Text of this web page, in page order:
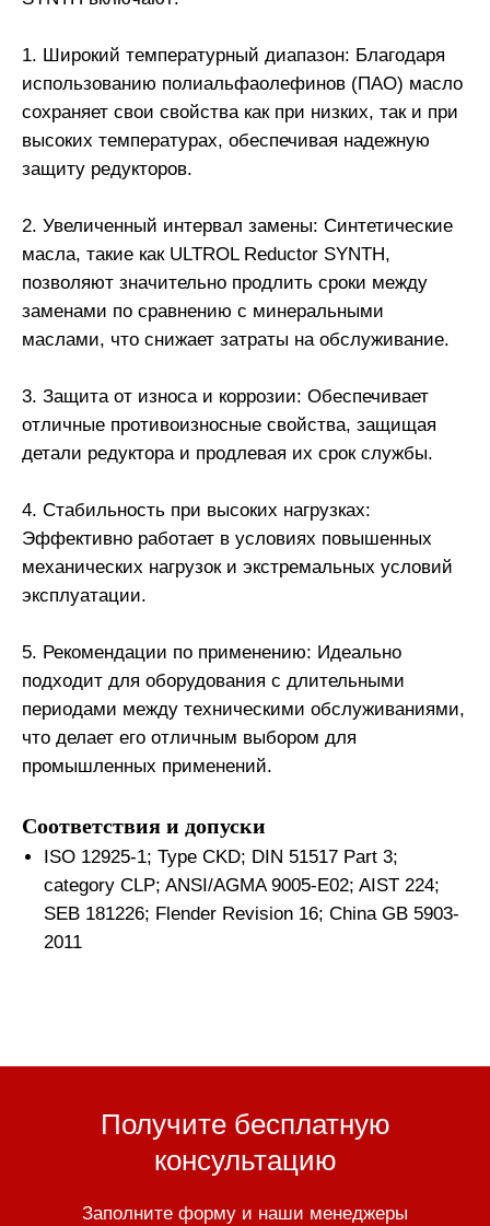
1. Широкий температурный диапазон: Благодаря
использованию полиальфаолефинов (ПАО) масло
сохраняет свои свойства как при низких, так и при
высоких температурах, обеспечивая надежную
защиту редукторов.
2. Увеличенный интервал замены: Синтетические
масла, такие как ULTROL Reductor SYNTH,
позволяют значительно продлить сроки между
заменами по сравнению с минеральными
маслами, что снижает затраты на обслуживание.
3. Защита от износа и коррозии: Обеспечивает
отличные противоизносные свойства, защищая
детали редуктора и продлевая их срок службы.
4. Стабильность при высоких нагрузках:
Эффективно работает в условиях повышенных
механических нагрузок и экстремальных условий
эксплуатации.
5. Рекомендации по применению: Идеально
подходит для оборудования с длительными
периодами между техническими обслуживаниями,
что делает его отличным выбором для
промышленных применений.
Соответствия и допуски
ISO 12925-1; Type CKD; DIN 51517 Part 3;
category CLP; ANSI/AGMA 9005-E02; AIST 224;
SEB 181226; Flender Revision 16; China GB 5903-
2011
Получите бесплатную
консультацию
Заполните форму и наши менеджеры